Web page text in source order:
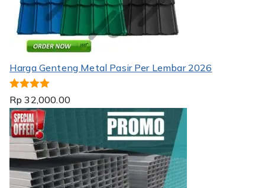
Harga Genteng Metal Pasir Per Lembar 2026
Dinilai 5.00
dari 5
Rp 32,000.00